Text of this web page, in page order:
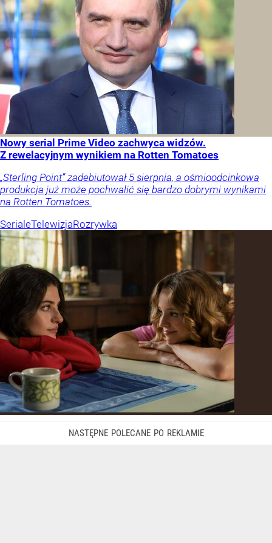
Nowy serial Prime Video zachwyca widzów.
Z rewelacyjnym wynikiem na Rotten Tomatoes
„Sterling Point” zadebiutował 5 sierpnia, a ośmioodcinkowa
produkcja już może pochwalić się bardzo dobrymi wynikami
na Rotten Tomatoes.
SerialeTelewizjaRozrywka